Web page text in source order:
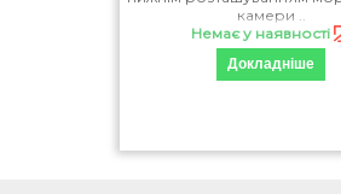
Система охолодженнякамери ..
Немає у наявності
Докладніше